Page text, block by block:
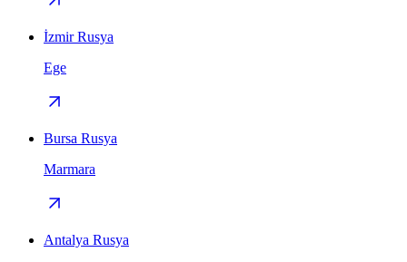
İzmir Rusya
Ege
Bursa Rusya
Marmara
Antalya Rusya